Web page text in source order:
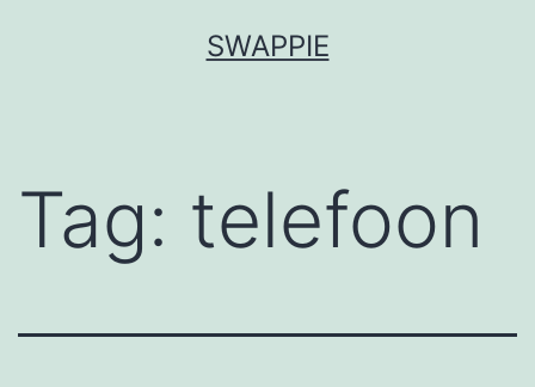
SWAPPIE
Tag: telefoon